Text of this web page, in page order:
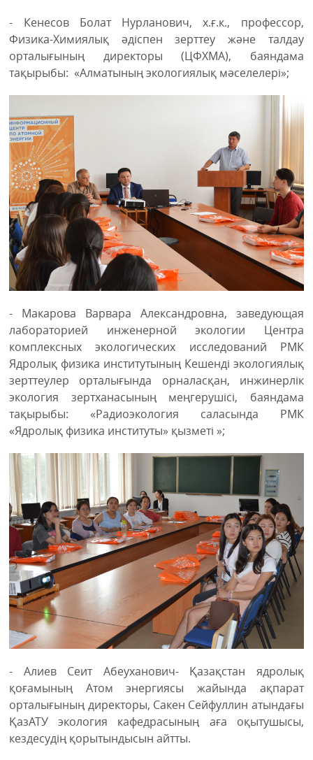
- Кенесов Болат Нурланович, х.ғ.к., профессор,
Физика-Химиялық әдіспен зерттеу және талдау
орталығының директоры (ЦФХМА), баяндама
тақырыбы: «Алматының экологиялық мәселелері»;
- Макарова Варвара Александровна, заведующая
лабораторией инженерной экологии Центра
комплексных экологических исследований РМК
Ядролық физика институтының Кешенді экологиялық
зерттеулер орталығында орналасқан, инжинерлік
экология зертханасының меңгерушісі, баяндама
тақырыбы: «Радиоэкология саласында РМК
«Ядролық физика институты» қызметі »;
- Алиев Сеит Абеуханович- Қазақстан ядролық
қоғамының Атом энергиясы жайында ақпарат
орталығының директоры, Сакен Сейфуллин атындағы
ҚазАТУ экология кафедрасының аға оқытушысы,
кездесудің қорытындысын айтты.